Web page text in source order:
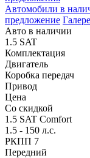
Автомобили в
предложение
Авто в наличии
1.5 SAT
Комплектация
Двигатель
Коробка передач
Привод
Цена
Со скидкой
1.5 SAT Comfort
1.5 - 150 л.с.
РКПП 7
Передний